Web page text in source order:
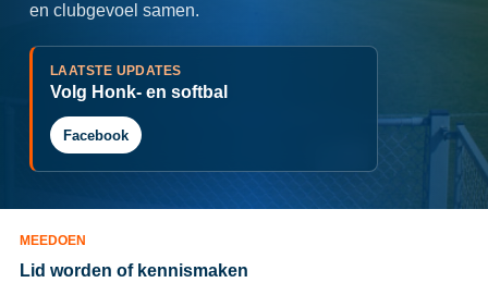
en clubgevoel samen.
LAATSTE UPDATES
Volg Honk- en softbal
Facebook
MEEDOEN
Lid worden of kennismaken